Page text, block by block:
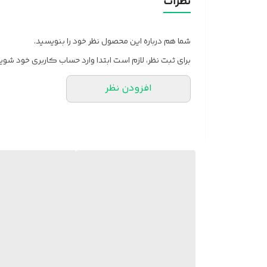
شما هم درباره این محصول نظر خود را بنویسید.
برای ثبت نظر، لازم است ابتدا وارد حساب کاربری خود
افزودن نظر